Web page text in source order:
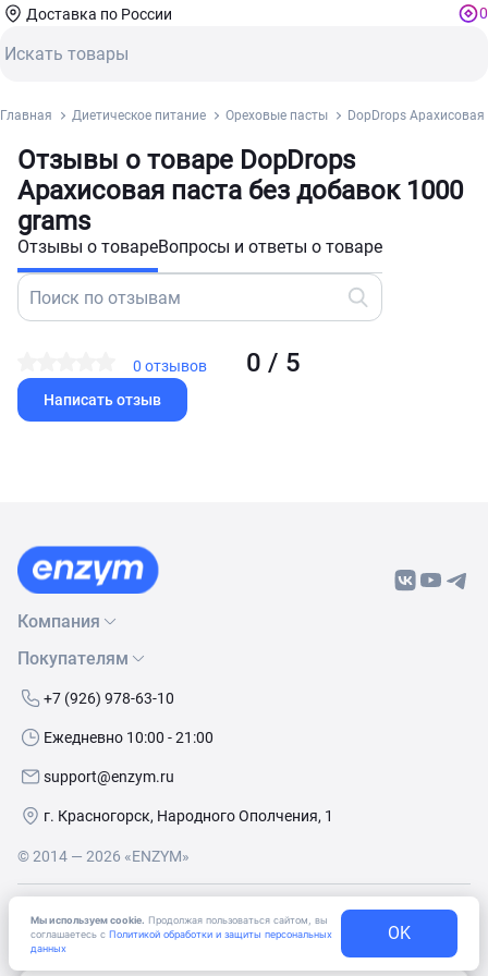
Мы используем cookie. Продолжая пользоваться сайтом, вы
соглашаетесь с Политикой обработки и защиты персональных
данных
OK
Доставка по России 0
Главная Диетическое питание Ореховые пасты DopDrops
Отзывы о товаре DopDrops
Арахисовая паста без добавок 1000
grams
Отзывы о товареВопросы и ответы о товаре
0 / 5
0 отзывов
Написать отзыв
Компания
О нас
Бренды
Покупателям
Как сделать заказ
Условия доставки
+7 (926) 978-63-10
Ежедневно 10:00 - 21:00
support@enzym.ru
г. Красногорск, Народного Ополчения, 1
© 2014 — 2026 «ENZYM»
на получение рекламно-информационных
материалов